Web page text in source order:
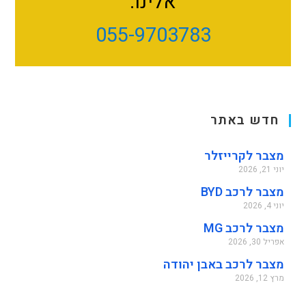
055-9703783
חדש באתר
מצבר לקרייזלר
יוני 21, 2026
מצבר לרכב BYD
יוני 4, 2026
מצבר לרכב MG
אפריל 30, 2026
מצבר לרכב באבן יהודה
מרץ 12, 2026